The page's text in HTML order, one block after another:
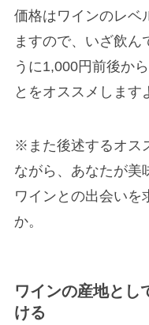
価格はワインのレベ
ますので、いざ飲ん
うに1,000円前後か
とをオススメします
※また後述するオス
ながら、あなたが美
ワインとの出会いを
か。
ワインの産地とし
ける